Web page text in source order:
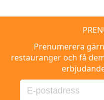
Prenumerera
restauranger och få